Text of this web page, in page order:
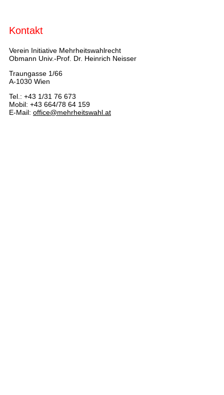
Kontakt
Verein Initiative Mehrheitswahlrecht
Obmann Univ.-Prof. Dr. Heinrich Neisser
Traungasse 1/66
A-1030 Wien
Tel.: +43 1/31 76 673
Mobil: +43 664/78 64 159
E-Mail: office@mehrheitswahl.at